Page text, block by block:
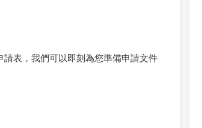
表，我們可以即刻為您準備申請文件